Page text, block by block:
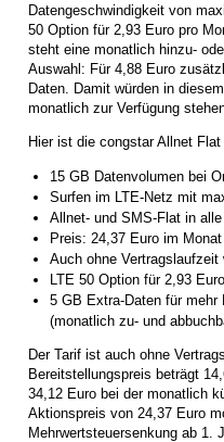
Datengeschwindigkeit von
50 Option für 2,93 Euro pro
steht eine monatlich hinzu-
Auswahl: Für 4,88 Euro
Daten. Damit würden in
monatlich zur Verfügung
Hier ist die congstar Allnet
15 GB Datenvolumen bei
Surfen im LTE-Netz mit
Allnet- und SMS-Flat in
Preis: 24,37 Euro im Monat
Auch ohne Vertragslaufzeit
LTE 50 Option für 2,93
5 GB Extra-Daten für mehr
(monatlich zu- und
Der Tarif ist auch ohne
Bereitstellungspreis beträgt
34,12 Euro bei der monatlich
Aktionspreis von 24,37 Euro
Mehrwertsteuersenkung ab 1.